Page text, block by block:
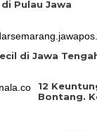
Pulau Jawa
di Jawa
12
Bontang.